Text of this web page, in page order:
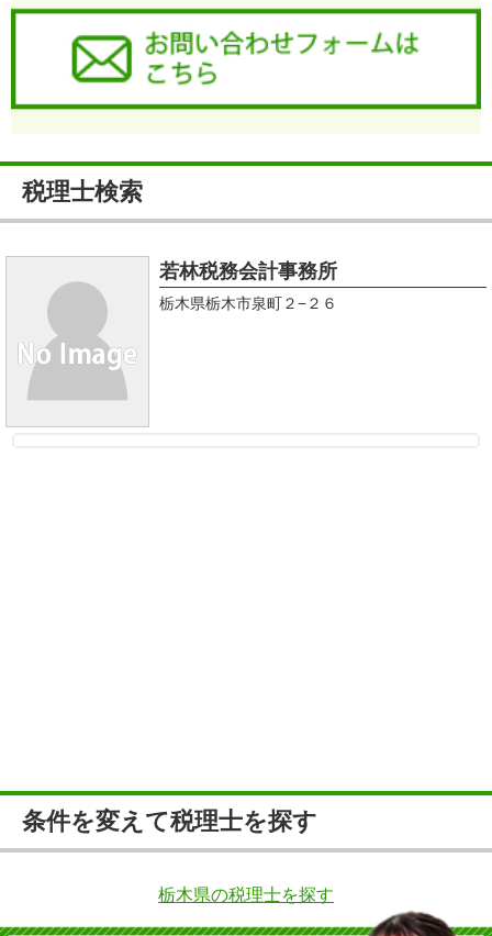
税理士検索
若林税務会計事務所
栃木県栃木市泉町２−２６
条件を変えて税理士を探す
栃木県の税理士を探す